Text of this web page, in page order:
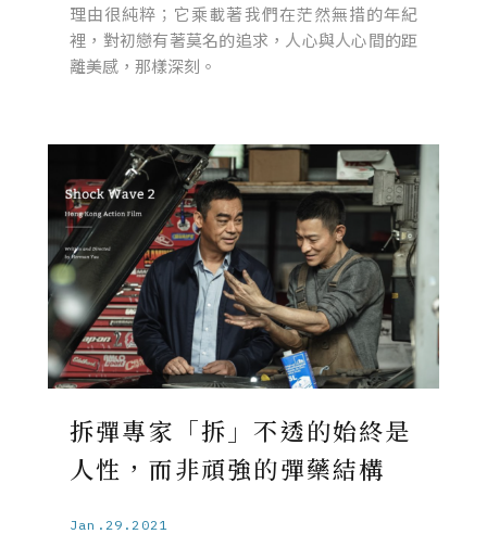
理由很純粹；它乘載著我們在茫然無措的年紀
裡，對初戀有著莫名的追求，人心與人心間的距
離美感，那樣深刻。
拆彈專家「拆」不透的始終是
人性，而非頑強的彈藥結構
Jan.29.2021